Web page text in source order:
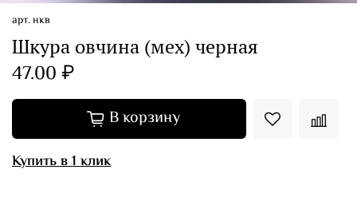
арт.нкв
Шкура овчина (мех) черная
47.00 ₽
В корзину
Купить в 1 клик